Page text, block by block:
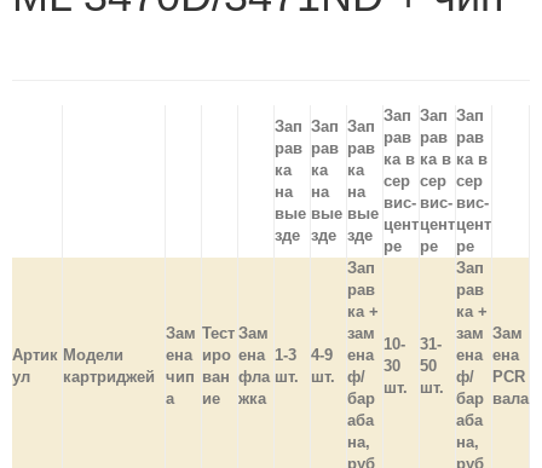
Зап
рав
ка
на
вые
зде
Зап
рав
ка
на
вые
зде
Зап
рав
ка
на
вые
зде
Зап
рав
ка в
сер
вис-
цент
ре
Зап
рав
ка в
сер
вис-
цент
ре
Зап
рав
ка в
сер
вис-
цент
ре
Артик
ул
Модели
картриджей
Зам
ена
чип
а
Тест
иро
ван
ие
Зам
ена
фла
жка
1-3
шт.
4-9
шт.
Зап
рав
ка +
зам
ена
ф/
бар
аба
на,
руб
10-
30
шт.
31-
50
шт.
Зап
рав
ка +
зам
ена
ф/
бар
аба
на,
руб
Зам
ена
PCR
вала